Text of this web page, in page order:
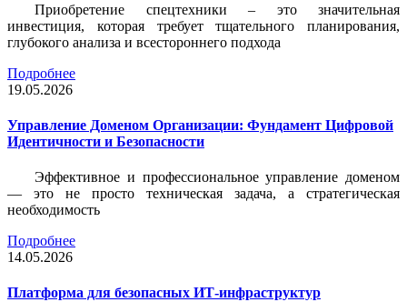
Приобретение спецтехники – это значительная
инвестиция, которая требует тщательного планирования,
глубокого анализа и всестороннего подхода
Подробнее
19.05.2026
Управление Доменом Организации: Фундамент Цифровой
Идентичности и Безопасности
Эффективное и профессиональное управление доменом
— это не просто техническая задача, а стратегическая
необходимость
Подробнее
14.05.2026
Платформа для безопасных ИТ-инфраструктур